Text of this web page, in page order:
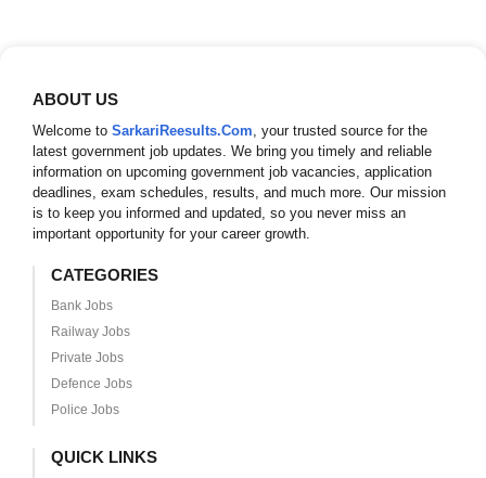
ABOUT US
Welcome to SarkariReesults.Com, your trusted source for the
latest government job updates. We bring you timely and reliable
information on upcoming government job vacancies, application
deadlines, exam schedules, results, and much more. Our mission
is to keep you informed and updated, so you never miss an
important opportunity for your career growth.
CATEGORIES
Bank Jobs
Railway Jobs
Private Jobs
Defence Jobs
Police Jobs
QUICK LINKS